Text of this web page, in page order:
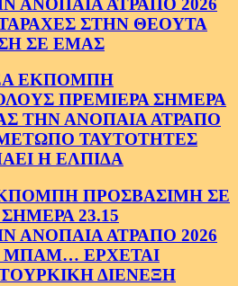
ΑΝΟΠΑΙΑ ΑΤΡΑΠΟ 2026
ΣΤΗΝ ΘΕΟΥΤΑ
ΣΕ ΕΜΑΣ
ΕΚΠΟΜΠΗ
ΠΡΕΜΙΕΡΑ ΣΗΜΕΡΑ
ΤΗΝ ΑΝΟΠΑΙΑ ΑΤΡΑΠΟ
ΤΑΥΤΟΤΗΤΕΣ
Η ΕΛΠΙΔΑ
ΠΡΟΣΒΑΣΙΜΗ ΣΕ
23.15
ΑΝΟΠΑΙΑ ΑΤΡΑΠΟ 2026
ΜΠΑΜ… ΕΡΧΕΤΑΙ
ΔΙΕΝΕΞΗ